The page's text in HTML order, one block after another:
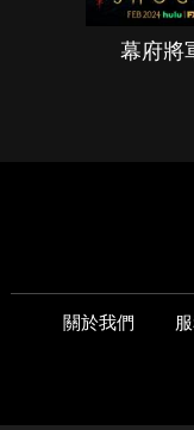
幕府將
關於我們